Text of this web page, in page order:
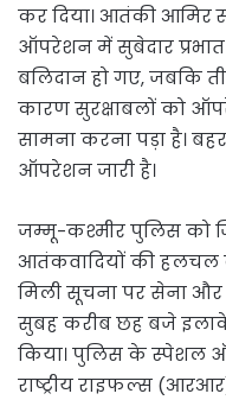
कर दिया। आतंकी आमिर
ऑपरेशन में सुबेदार
बलिदान हो गए, जबकि
कारण सुरक्षाबलों को
सामना करना पड़ा है।
ऑपरेशन जारी है।
जम्मू-कश्मीर पुलिस को
आतंकवादियों की हलचल
मिली सूचना पर सेना और
सुबह करीब छह बजे
किया। पुलिस के स्पेशल
राष्ट्रीय राइफल्स